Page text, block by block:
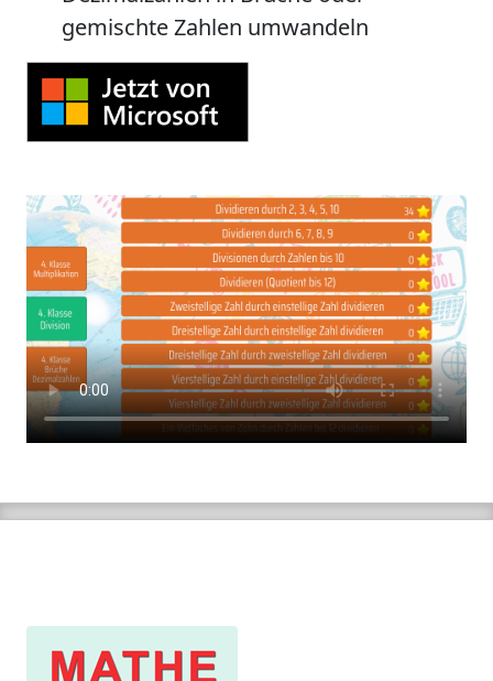
gemischte Zahlen umwandeln